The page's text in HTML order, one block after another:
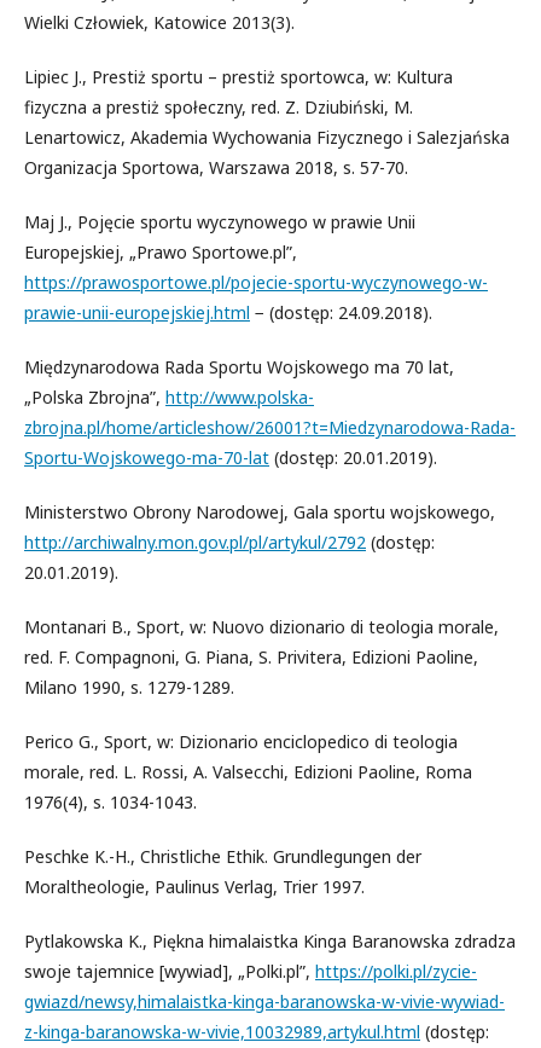
Wielki Człowiek, Katowice 2013(3).
Lipiec J., Prestiż sportu – prestiż sportowca, w: Kultura
fizyczna a prestiż społeczny, red. Z. Dziubiński, M.
Lenartowicz, Akademia Wychowania Fizycznego i Salezjańska
Organizacja Sportowa, Warszawa 2018, s. 57-70.
Maj J., Pojęcie sportu wyczynowego w prawie Unii
Europejskiej, „Prawo Sportowe.pl”,
https://prawosportowe.pl/pojecie-sportu-wyczynowego-w-
prawie-unii-europejskiej.html − (dostęp: 24.09.2018).
Międzynarodowa Rada Sportu Wojskowego ma 70 lat,
„Polska Zbrojna”, http://www.polska-
zbrojna.pl/home/articleshow/26001?t=Miedzynarodowa-Rada-
Sportu-Wojskowego-ma-70-lat (dostęp: 20.01.2019).
Ministerstwo Obrony Narodowej, Gala sportu wojskowego,
http://archiwalny.mon.gov.pl/pl/artykul/2792 (dostęp:
20.01.2019).
Montanari B., Sport, w: Nuovo dizionario di teologia morale,
red. F. Compagnoni, G. Piana, S. Privitera, Edizioni Paoline,
Milano 1990, s. 1279-1289.
Perico G., Sport, w: Dizionario enciclopedico di teologia
morale, red. L. Rossi, A. Valsecchi, Edizioni Paoline, Roma
1976(4), s. 1034-1043.
Peschke K.-H., Christliche Ethik. Grundlegungen der
Moraltheologie, Paulinus Verlag, Trier 1997.
Pytlakowska K., Piękna himalaistka Kinga Baranowska zdradza
swoje tajemnice [wywiad], „Polki.pl”, https://polki.pl/zycie-
gwiazd/newsy,himalaistka-kinga-baranowska-w-vivie-wywiad-
z-kinga-baranowska-w-vivie,10032989,artykul.html (dostęp: